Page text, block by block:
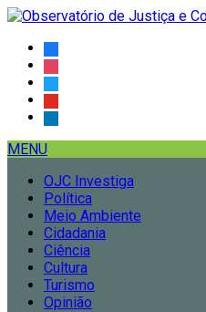
MENU
OJC Investiga
Política
Meio Ambiente
Cidadania
Ciência
Cultura
Turismo
Opinião